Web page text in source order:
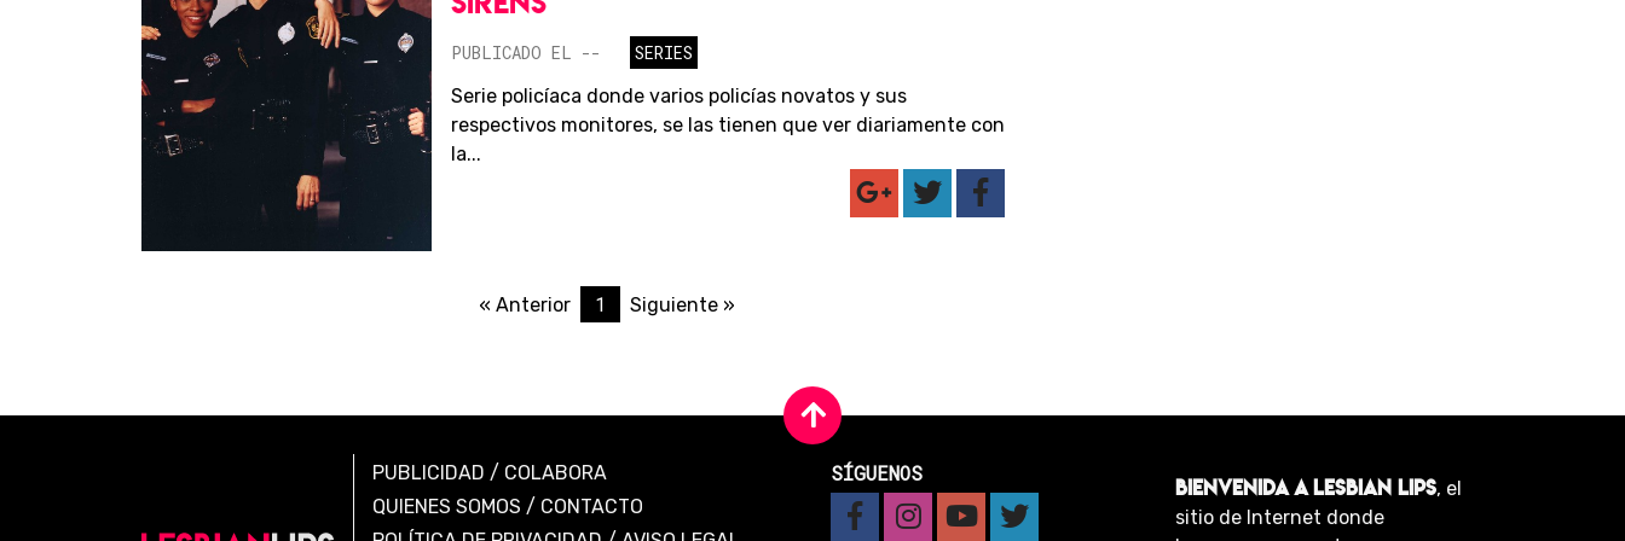
PUBLICADO EL --
SERIES
Serie policíaca donde varios policías novatos y sus
respectivos monitores, se las tienen que ver diariamente con
la...
« Anterior 1 Siguiente »
PUBLICIDAD / COLABORA
QUIENES SOMOS / CONTACTO
SÍGUENOS
BIENVENIDA A LESBIAN LIPS, el
sitio de Internet donde